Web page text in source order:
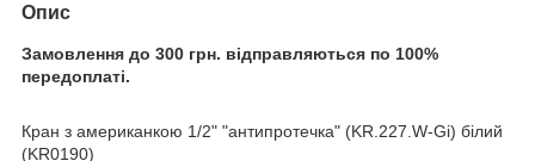
Опис
Замовлення до 300 грн. відправляються по 100%
передоплаті.
Кран з американкою 1/2" "антипротечка" (KR.227.W-Gi) білий
(KR0190)